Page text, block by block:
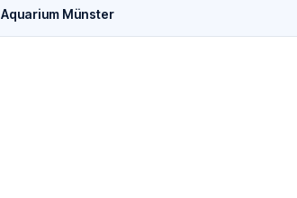
Aquarium Münster